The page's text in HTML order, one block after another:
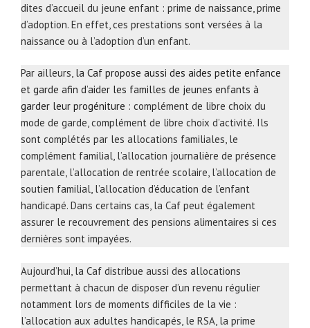
dites d’accueil du jeune enfant : prime de naissance, prime
d’adoption. En effet, ces prestations sont versées à la
naissance ou à l’adoption d’un enfant.
Par ailleurs, la Caf propose aussi des aides petite enfance
et garde afin d’aider les familles de jeunes enfants à
garder leur progéniture : complément de libre choix du
mode de garde, complément de libre choix d’activité. Ils
sont complétés par les allocations familiales, le
complément familial, l’allocation journalière de présence
parentale, l’allocation de rentrée scolaire, l’allocation de
soutien familial, l’allocation d’éducation de l’enfant
handicapé. Dans certains cas, la Caf peut également
assurer le recouvrement des pensions alimentaires si ces
dernières sont impayées.
Aujourd’hui, la Caf distribue aussi des allocations
permettant à chacun de disposer d’un revenu régulier
notamment lors de moments difficiles de la vie :
l’allocation aux adultes handicapés, le RSA, la prime